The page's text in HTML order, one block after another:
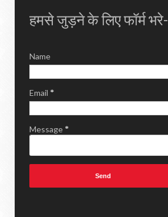
हमसे जुड़ने के लिए फॉर्म भरे-
Name
Email *
Message *